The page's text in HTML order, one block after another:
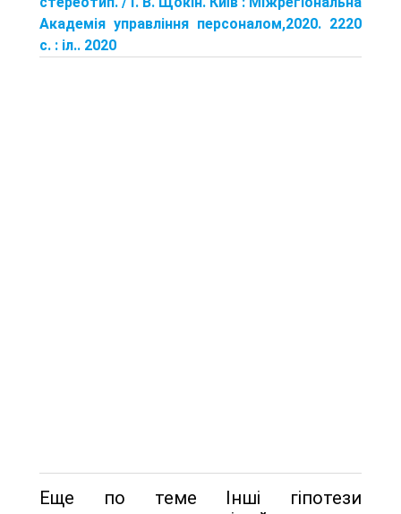
Академія управління персоналом,2020. 2220
с. : іл.. 2020
Еще по теме Інші гіпотези